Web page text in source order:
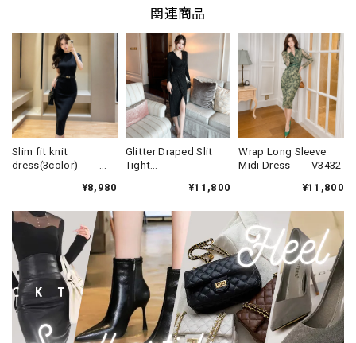
関連商品
Slim fit knit
dress(3color)
¥8,980
Glitter Draped Slit
Tight
¥11,800
Wrap Long Sleeve
Midi Dress V3432
¥11,800